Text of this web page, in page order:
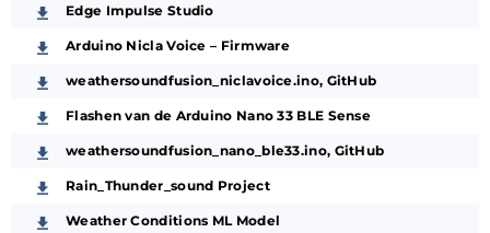
Edge Impulse Studio
Arduino Nicla Voice – Firmware
weathersoundfusion_niclavoice.ino, GitHub
Flashen van de Arduino Nano 33 BLE Sense
weathersoundfusion_nano_ble33.ino, GitHub
Rain_Thunder_sound Project
Weather Conditions ML Model